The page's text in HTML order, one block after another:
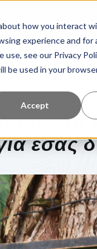
how you interact
experience and for
see our Privacy
be used in your
Accept
Σχετικά με εμάς
το
εσάς